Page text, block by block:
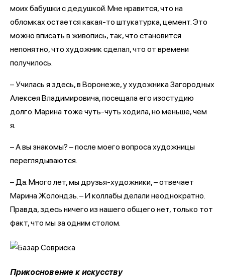
моих бабушки с дедушкой. Мне нравится, что на
обломках остается какая-то штукатурка, цемент. Это
можно вписать в живопись, так, что становится
непонятно, что художник сделал, что от времени
получилось.
– Училась я здесь, в Воронеже, у художника Загородных
Алексея Владимировича, посещала его изостудию
долго. Марина тоже чуть-чуть ходила, но меньше, чем
я.
– А вы знакомы? – после моего вопроса художницы
переглядываются.
– Да. Много лет, мы друзья-художники, – отвечает
Марина Жолондзь. – И коллабы делали неоднократно.
Правда, здесь ничего из нашего общего нет, только тот
факт, что мы за одним столом.
Прикосновение к искусству